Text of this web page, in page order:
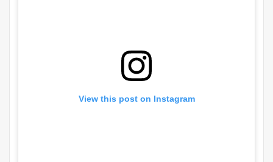
View this post on Instagram